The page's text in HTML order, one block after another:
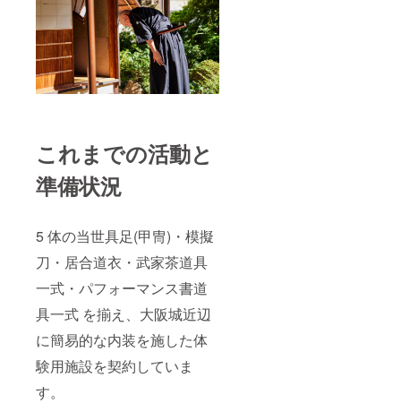
これまでの活動と
準備状況
5 体の当世具足(甲冑)・模擬
刀・居合道衣・武家茶道具
一式・パフォーマンス書道
具一式 を揃え、大阪城近辺
に簡易的な内装を施した体
験用施設を契約していま
す。